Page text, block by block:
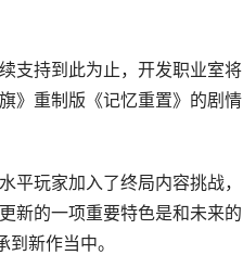
支持到此为止，开发职业室将
》重制版《记忆重置》的剧情
平玩家加入了终局内容挑战，
新的一项重要特色是和未来的
新作当中。